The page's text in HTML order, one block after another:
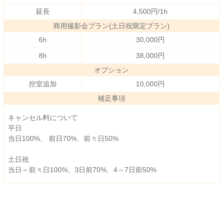
延長
4,500円/1h
商用撮影会プラン(土日祝限定プラン)
6h
30,000円
8h
38,000円
オプション
控室追加
10,000円
補足事項
キャンセル料について
平日
当日100%、 前日70%、前々日50%
土日祝
当日～前々日100%、3日前70%、4～7日前50%